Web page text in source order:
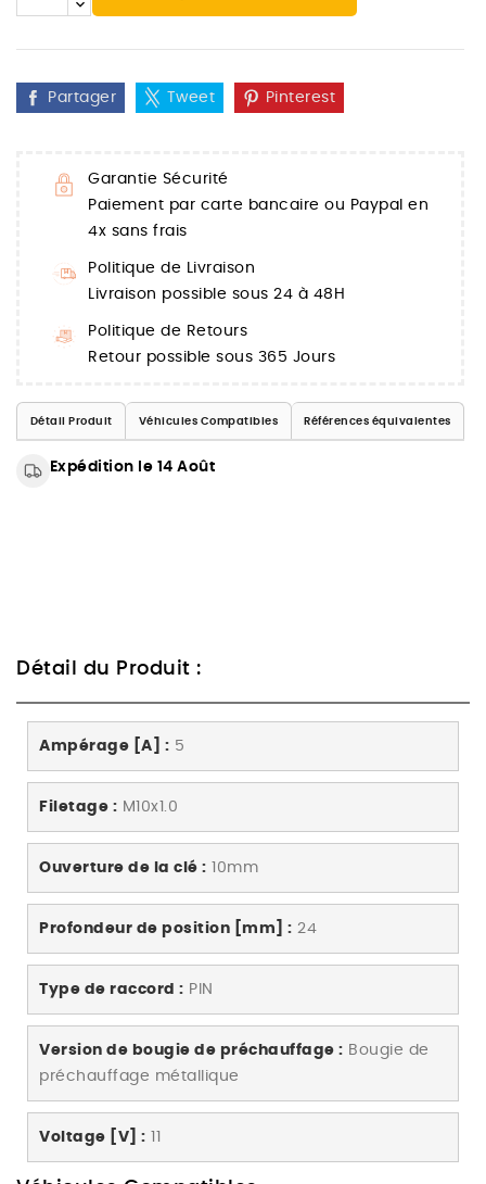
Partager Tweet Pinterest
Garantie Sécurité
Paiement par carte bancaire ou Paypal en
4x sans frais
Politique de Livraison
Livraison possible sous 24 à 48H
Politique de Retours
Retour possible sous 365 Jours
Détail Produit Véhicules Compatibles Références équivalentes
Expédition le 14 Août
Détail du Produit :
Ampérage [A] : 5
Filetage : M10x1.0
Ouverture de la clé : 10mm
Profondeur de position [mm] : 24
Type de raccord : PIN
Version de bougie de préchauffage : Bougie de
préchauffage métallique
Voltage [V] :